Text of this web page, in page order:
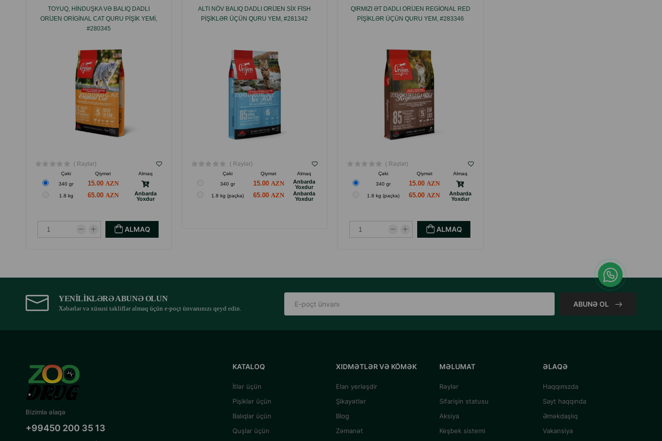
TOYUQ, HINDUŞKA VƏ BALIQ DADLI
ORIJEN ORIGINAL CAT QURU PIŞIK YEMI,
#280345
( Rəylər)
Çəki Qiymət
Almaq
340 gr
15.00
1.8 kg 65.00
Anbarda
Yoxdur
ALMAQ
ALTI NÖV BALIQ DADLI ORIJEN SIX FISH
PIŞIKLƏR ÜÇÜN QURU YEM, #281342
( Rəylər)
Çəki Qiymət
Almaq
340 gr
15.00
Anbarda
Yoxdur
1.8 kg (paçka) 65.00
Anbarda
Yoxdur
QIRMIZI ƏT DADLI ORIJEN REGIONAL RED
PIŞIKLƏR ÜÇÜN QURU YEM, #283346
( Rəylər)
Çəki Qiymət
Almaq
340 gr
15.00
1.8 kg (paçka) 65.00
Anbarda
Yoxdur
ALMAQ
YENILIKLƏRƏ ABUNƏ OLUN
Xəbərlər və xüsusi təkliflər almaq üçün e-poçt ünvanınızı qeyd edin.
ABUNƏ OL
Bizimlə əlaqə
+99450 200 35 13
KATALOQ
İtlər üçün
Pişiklər üçün
Balıqlar üçün
Quşlar üçün
XIDMƏTLƏR VƏ KÖMƏK
Elan yerləşdir
Şikayətlər
Blog
Zəmanət
MƏLUMAT
Rəylər
Sifarişin statusu
Aksiya
Keşbek sistemi
ƏLAQƏ
Haqqımızda
Sayt haqqında
Əməkdaşlıq
Vakansiya